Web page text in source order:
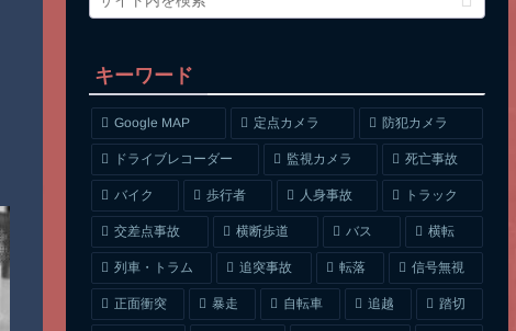
キーワード
Google MAP 定点カメラ 防犯カメラ
ドライブレコーダー 監視カメラ 死亡事故
バイク 歩行者 人身事故 トラック
交差点事故 横断歩道 バス 横転
列車・トラム 追突事故 転落 信号無視
正面衝突 暴走 自転車 追越 踏切